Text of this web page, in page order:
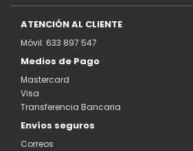
ATENCIÓN AL CLIENTE
Móvil: 633 897 547
Medios de Pago
Mastercard
Visa
Transferencia Bancaria
Envíos seguros
Correos